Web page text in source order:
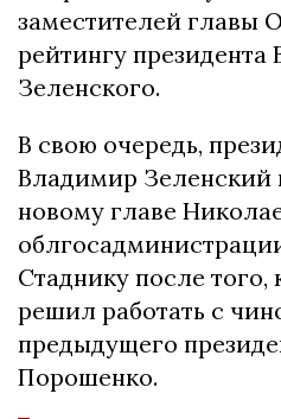
заместителей главы
рейтингу
Зеленского.
В свою очередь,
Владимир Зеленский
новому главе
Стаднику после того,
решил работать с
предыдущего
Порошенко.